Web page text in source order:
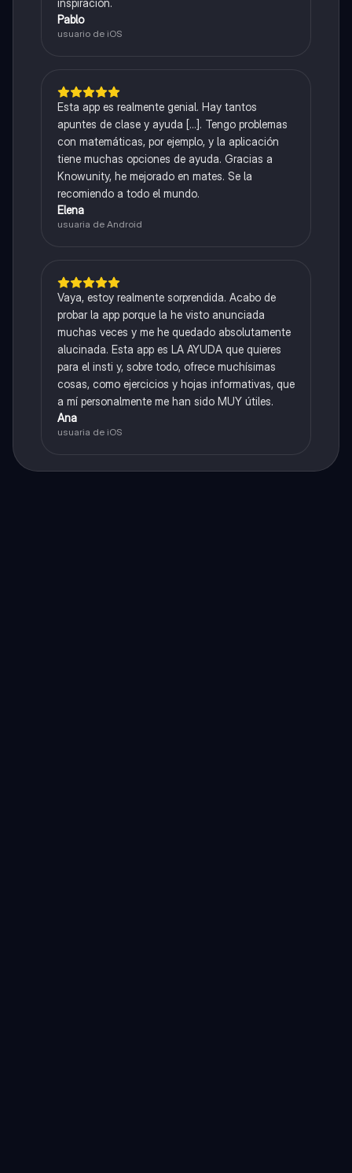
inspiración.
Pablo
usuario de iOS
Esta app es realmente genial. Hay tantos
apuntes de clase y ayuda [...]. Tengo problemas
con matemáticas, por ejemplo, y la aplicación
tiene muchas opciones de ayuda. Gracias a
Knowunity, he mejorado en mates. Se la
recomiendo a todo el mundo.
Elena
usuaria de Android
Vaya, estoy realmente sorprendida. Acabo de
probar la app porque la he visto anunciada
muchas veces y me he quedado absolutamente
alucinada. Esta app es LA AYUDA que quieres
para el insti y, sobre todo, ofrece muchísimas
cosas, como ejercicios y hojas informativas, que
a mí personalmente me han sido MUY útiles.
Ana
usuaria de iOS